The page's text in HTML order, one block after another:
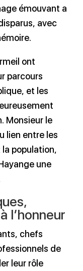
émouvant a
avec
ont
parcours
et les
Monsieur le
lien entre les
population,
une
l’honneur
chefs
de
leur rôle